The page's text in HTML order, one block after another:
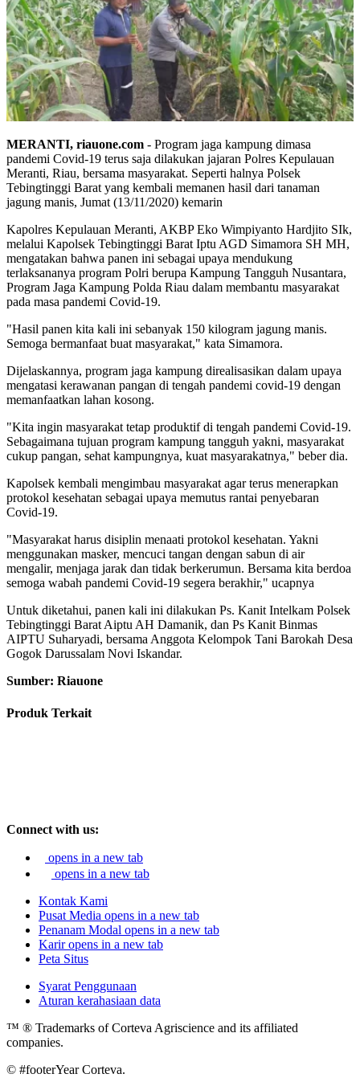
MERANTI, riauone.com - Program jaga kampung dimasa
pandemi Covid-19 terus saja dilakukan jajaran Polres Kepulauan
Meranti, Riau, bersama masyarakat. Seperti halnya Polsek
Tebingtinggi Barat yang kembali memanen hasil dari tanaman
jagung manis, Jumat (13/11/2020) kemarin
Kapolres Kepulauan Meranti, AKBP Eko Wimpiyanto Hardjito SIk,
melalui Kapolsek Tebingtinggi Barat Iptu AGD Simamora SH MH,
mengatakan bahwa panen ini sebagai upaya mendukung
terlaksananya program Polri berupa Kampung Tangguh Nusantara,
Program Jaga Kampung Polda Riau dalam membantu masyarakat
pada masa pandemi Covid-19.
"Hasil panen kita kali ini sebanyak 150 kilogram jagung manis.
Semoga bermanfaat buat masyarakat," kata Simamora.
Dijelaskannya, program jaga kampung direalisasikan dalam upaya
mengatasi kerawanan pangan di tengah pandemi covid-19 dengan
memanfaatkan lahan kosong.
"Kita ingin masyarakat tetap produktif di tengah pandemi Covid-19.
Sebagaimana tujuan program kampung tangguh yakni, masyarakat
cukup pangan, sehat kampungnya, kuat masyarakatnya," beber dia.
Kapolsek kembali mengimbau masyarakat agar terus menerapkan
protokol kesehatan sebagai upaya memutus rantai penyebaran
Covid-19.
"Masyarakat harus disiplin menaati protokol kesehatan. Yakni
menggunakan masker, mencuci tangan dengan sabun di air
mengalir, menjaga jarak dan tidak berkerumun. Bersama kita berdoa
semoga wabah pandemi Covid-19 segera berakhir," ucapnya
Untuk diketahui, panen kali ini dilakukan Ps. Kanit Intelkam Polsek
Tebingtinggi Barat Aiptu AH Damanik, dan Ps Kanit Binmas
AIPTU Suharyadi, bersama Anggota Kelompok Tani Barokah Desa
Gogok Darussalam Novi Iskandar.
Sumber: Riauone
Produk Terkait
Connect with us:
opens in a new tab
opens in a new tab
Kontak Kami
Pusat Media opens in a new tab
Penanam Modal opens in a new tab
Karir opens in a new tab
Peta Situs
Syarat Penggunaan
Aturan kerahasiaan data
™ ® Trademarks of Corteva Agriscience and its affiliated
companies.
© #footerYear Corteva.